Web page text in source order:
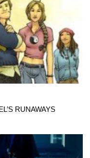
RUNAWAYS